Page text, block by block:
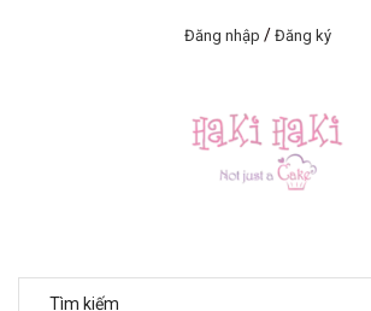
Đăng nhập / Đăng ký